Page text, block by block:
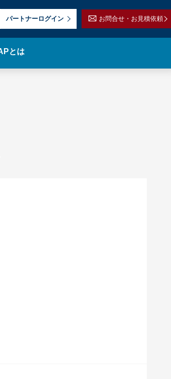
パートナーログイン お問合せ・お見積依頼
とは